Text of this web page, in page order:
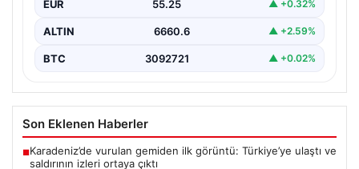
EUR 55.25 ▲ +0.32%
ALTIN 6660.6 ▲ +2.59%
BTC 3092721 ▲ +0.02%
Son Eklenen Haberler
■Karadeniz’de vurulan gemiden ilk görüntü: Türkiye’ye ulaştı ve
saldırının izleri ortaya çıktı